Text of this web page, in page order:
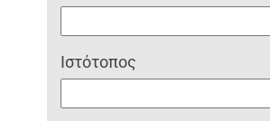
Ιστότοπος